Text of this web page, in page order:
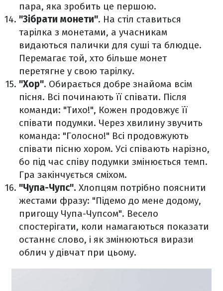
пара, яка зробить це першою.
"Зібрати монети". На стіл ставиться
тарілка з монетами, а учасникам
видаються палички для суші та блюдце.
Перемагає той, хто більше монет
перетягне у свою тарілку.
"Хор". Обирається добре знайома всім
пісня. Всі починають її співати. Після
команди: "Тихо!", Кожен продовжує її
співати подумки. Через хвилину звучить
команда: "Голосно!" Всі продовжують
співати пісню хором. Усі співають нарізно,
бо під час співу подумки змінюється темп.
Гра закінчується сміхом.
"Чупа-Чупс". Хлопцям потрібно пояснити
жестами фразу: "Підемо до мене додому,
пригощу Чупа-Чупсом". Весело
спостерігати, коли намагаються показати
останнє слово, і як змінюються вирази
облич у дівчат при цьому.